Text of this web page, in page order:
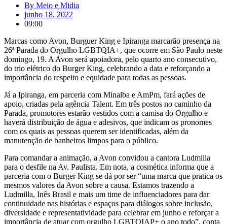
By Meio e Midia
junho 18, 2022
09:00
Marcas como Avon, Burguer King e Ipiranga marcarão presença na
26ª Parada do Orgulho LGBTQIA+, que ocorre em São Paulo neste
domingo, 19. A Avon será apoiadora, pelo quarto ano consecutivo,
do trio elétrico do Burger King, celebrando a data e reforçando a
importância do respeito e equidade para todas as pessoas.
Já a Ipiranga, em parceria com Minalba e AmPm, fará ações de
apoio, criadas pela agência Talent. Em três postos no caminho da
Parada, promotores estarão vestidos com a camisa do Orgulho e
haverá distribuição de água e adesivos, que indicam os pronomes
com os quais as pessoas querem ser identificadas, além da
manutenção de banheiros limpos para o público.
Para comandar a animação, a Avon convidou a cantora Ludmilla
para o desfile na Av. Paulista. Em nota, a cosmética informa que a
parceria com o Burger King se dá por ser “uma marca que pratica os
mesmos valores da Avon sobre a causa. Estamos trazendo a
Ludmilla, Inês Brasil e mais um time de influenciadores para dar
continuidade nas histórias e espaços para diálogos sobre inclusão,
diversidade e representatividade para celebrar em junho e reforçar a
importância de atuar com orgulho LGBTQIAP+ o ano todo”, conta